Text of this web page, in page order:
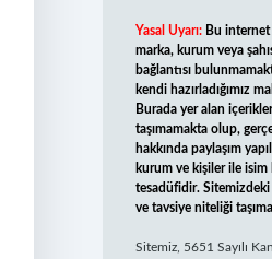
Yasal Uyarı: Bu
marka, kurum veya
bağlantısı
kendi hazırladığımız
Burada yer alan
taşımamakta olup,
hakkında paylaşım
kurum ve kişiler ile
tesadüfidir.
ve tavsiye niteliği
Sitemiz, 5651 Sayılı